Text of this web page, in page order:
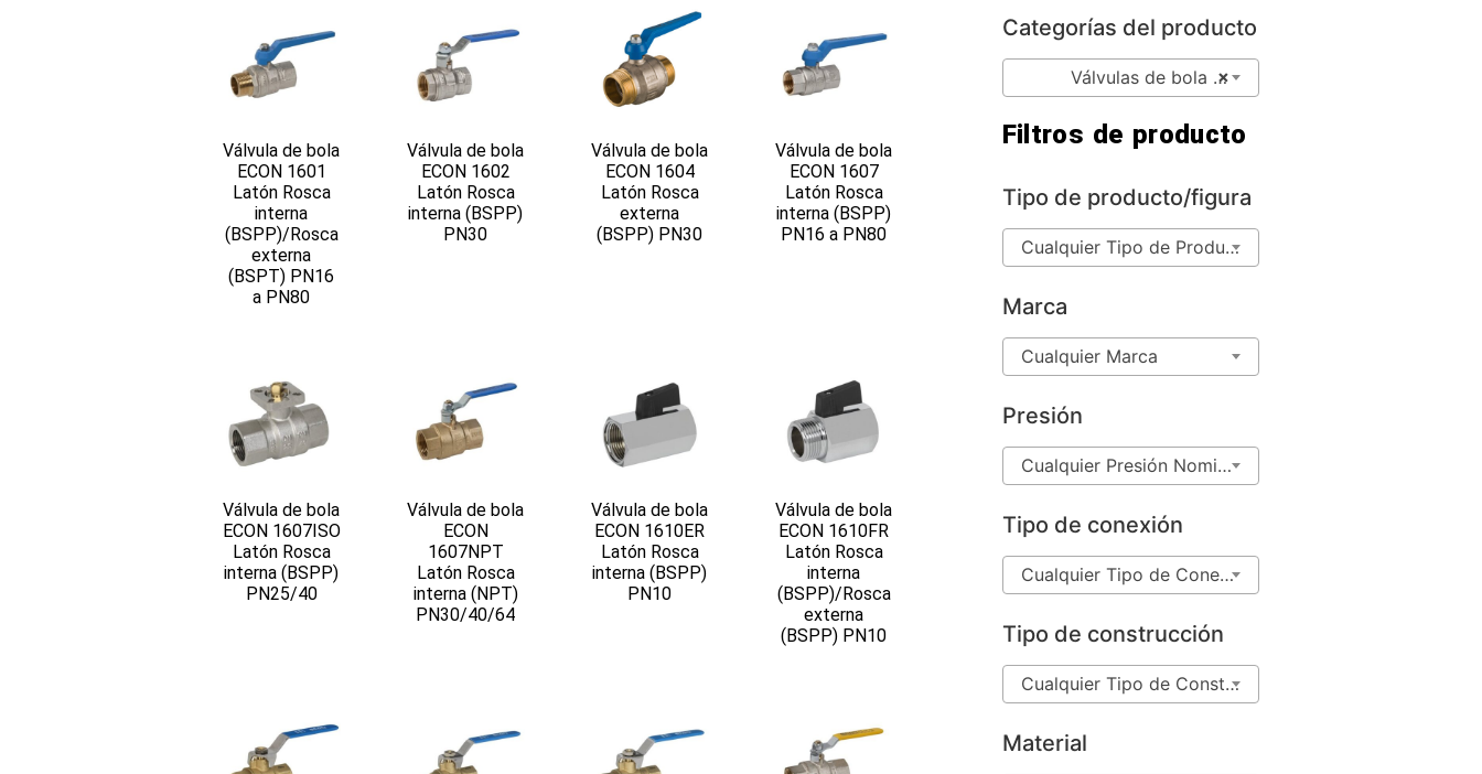
Válvula de bola
ECON 1601
Latón Rosca
interna
(BSPP)/Rosca
externa
(BSPT) PN16
a PN80
Válvula de bola
ECON 1602
Latón Rosca
interna (BSPP)
PN30
Válvula de bola
ECON 1604
Latón Rosca
externa
(BSPP) PN30
Válvula de bola
ECON 1607
Latón Rosca
interna (BSPP)
PN16 a PN80
Válvula de bola
ECON 1607ISO
Latón Rosca
interna (BSPP)
PN25/40
Válvula de bola
ECON
1607NPT
Latón Rosca
interna (NPT)
PN30/40/64
Válvula de bola
ECON 1610ER
Latón Rosca
interna (BSPP)
PN10
Válvula de bola
ECON 1610FR
Latón Rosca
interna
(BSPP)/Rosca
externa
(BSPP) PN10
Categorías del producto
×
Válvulas de bola roscadas (41)
Filtros de producto
Tipo de producto/figura
Cualquier Tipo de Producto/Figura
Marca
Cualquier Marca
Presión
Cualquier Presión Nominal
Tipo de conexión
Cualquier Tipo de Conexión
Tipo de construcción
Cualquier Tipo de Construcción
Material